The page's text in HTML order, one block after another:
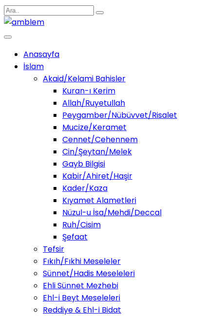
Anasayfa
İslam
Akaid/Kelami Bahisler
Kuran-ı Kerim
Allah/Ruyetullah
Peygamber/Nübüvvet/Risalet
Mucize/Keramet
Cennet/Cehennem
Cin/Şeytan/Melek
Gayb Bilgisi
Kabir/Ahiret/Haşir
Kader/Kaza
Kıyamet Alametleri
Nüzul-u İsa/Mehdi/Deccal
Ruh/Cisim
Şefaat
Tefsir
Fıkıh/Fıkhi Meseleler
Sünnet/Hadis Meseleleri
Ehli Sünnet Mezhebi
Ehl-i Beyt Meseleleri
Reddiye & Ehl-i Bidat